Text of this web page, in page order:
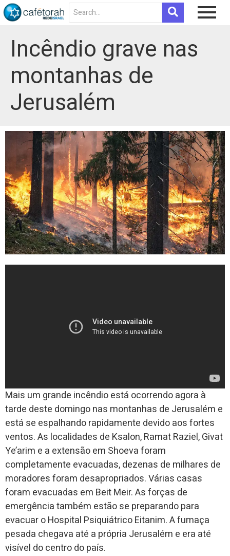
Incêndio grave nas
montanhas de
Jerusalém
Mais um grande incêndio está ocorrendo agora à
tarde deste domingo nas montanhas de Jerusalém e
está se espalhando rapidamente devido aos fortes
ventos. As localidades de Ksalon, Ramat Raziel, Givat
Ye’arim e a extensão em Shoeva foram
completamente evacuadas, dezenas de milhares de
moradores foram desapropriados. Várias casas
foram evacuadas em Beit Meir. As forças de
emergência também estão se preparando para
evacuar o Hospital Psiquiátrico Eitanim. A fumaça
pesada chegava até a própria Jerusalém e era até
visível do centro do país.